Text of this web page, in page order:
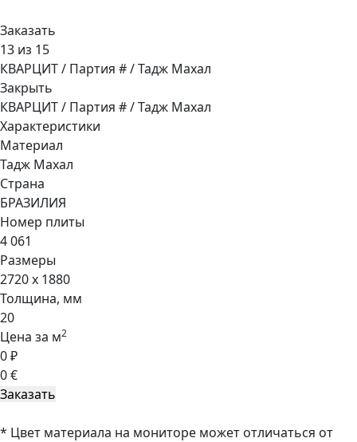
Заказать
13 из 15
КВАРЦИТ / Партия # / Тадж Махал
Закрыть
КВАРЦИТ / Партия # / Тадж Махал
Характеристики
Материал
Тадж Махал
Страна
БРАЗИЛИЯ
Номер плиты
4 061
Размеры
2720 x 1880
Толщина, мм
20
Цена за м2
0 ₽
0 €
* Цвет материала на мониторе может отличаться от